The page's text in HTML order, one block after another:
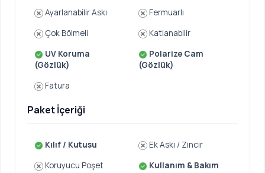
Ayarlanabilir Askı
Fermuarlı
Çok Bölmeli
Katlanabilir
UV Koruma
(Gözlük)
Polarize Cam
(Gözlük)
Fatura
Paket İçeriği
Kılıf / Kutusu
Ek Askı / Zincir
Koruyucu Poşet
Kullanım & Bakım